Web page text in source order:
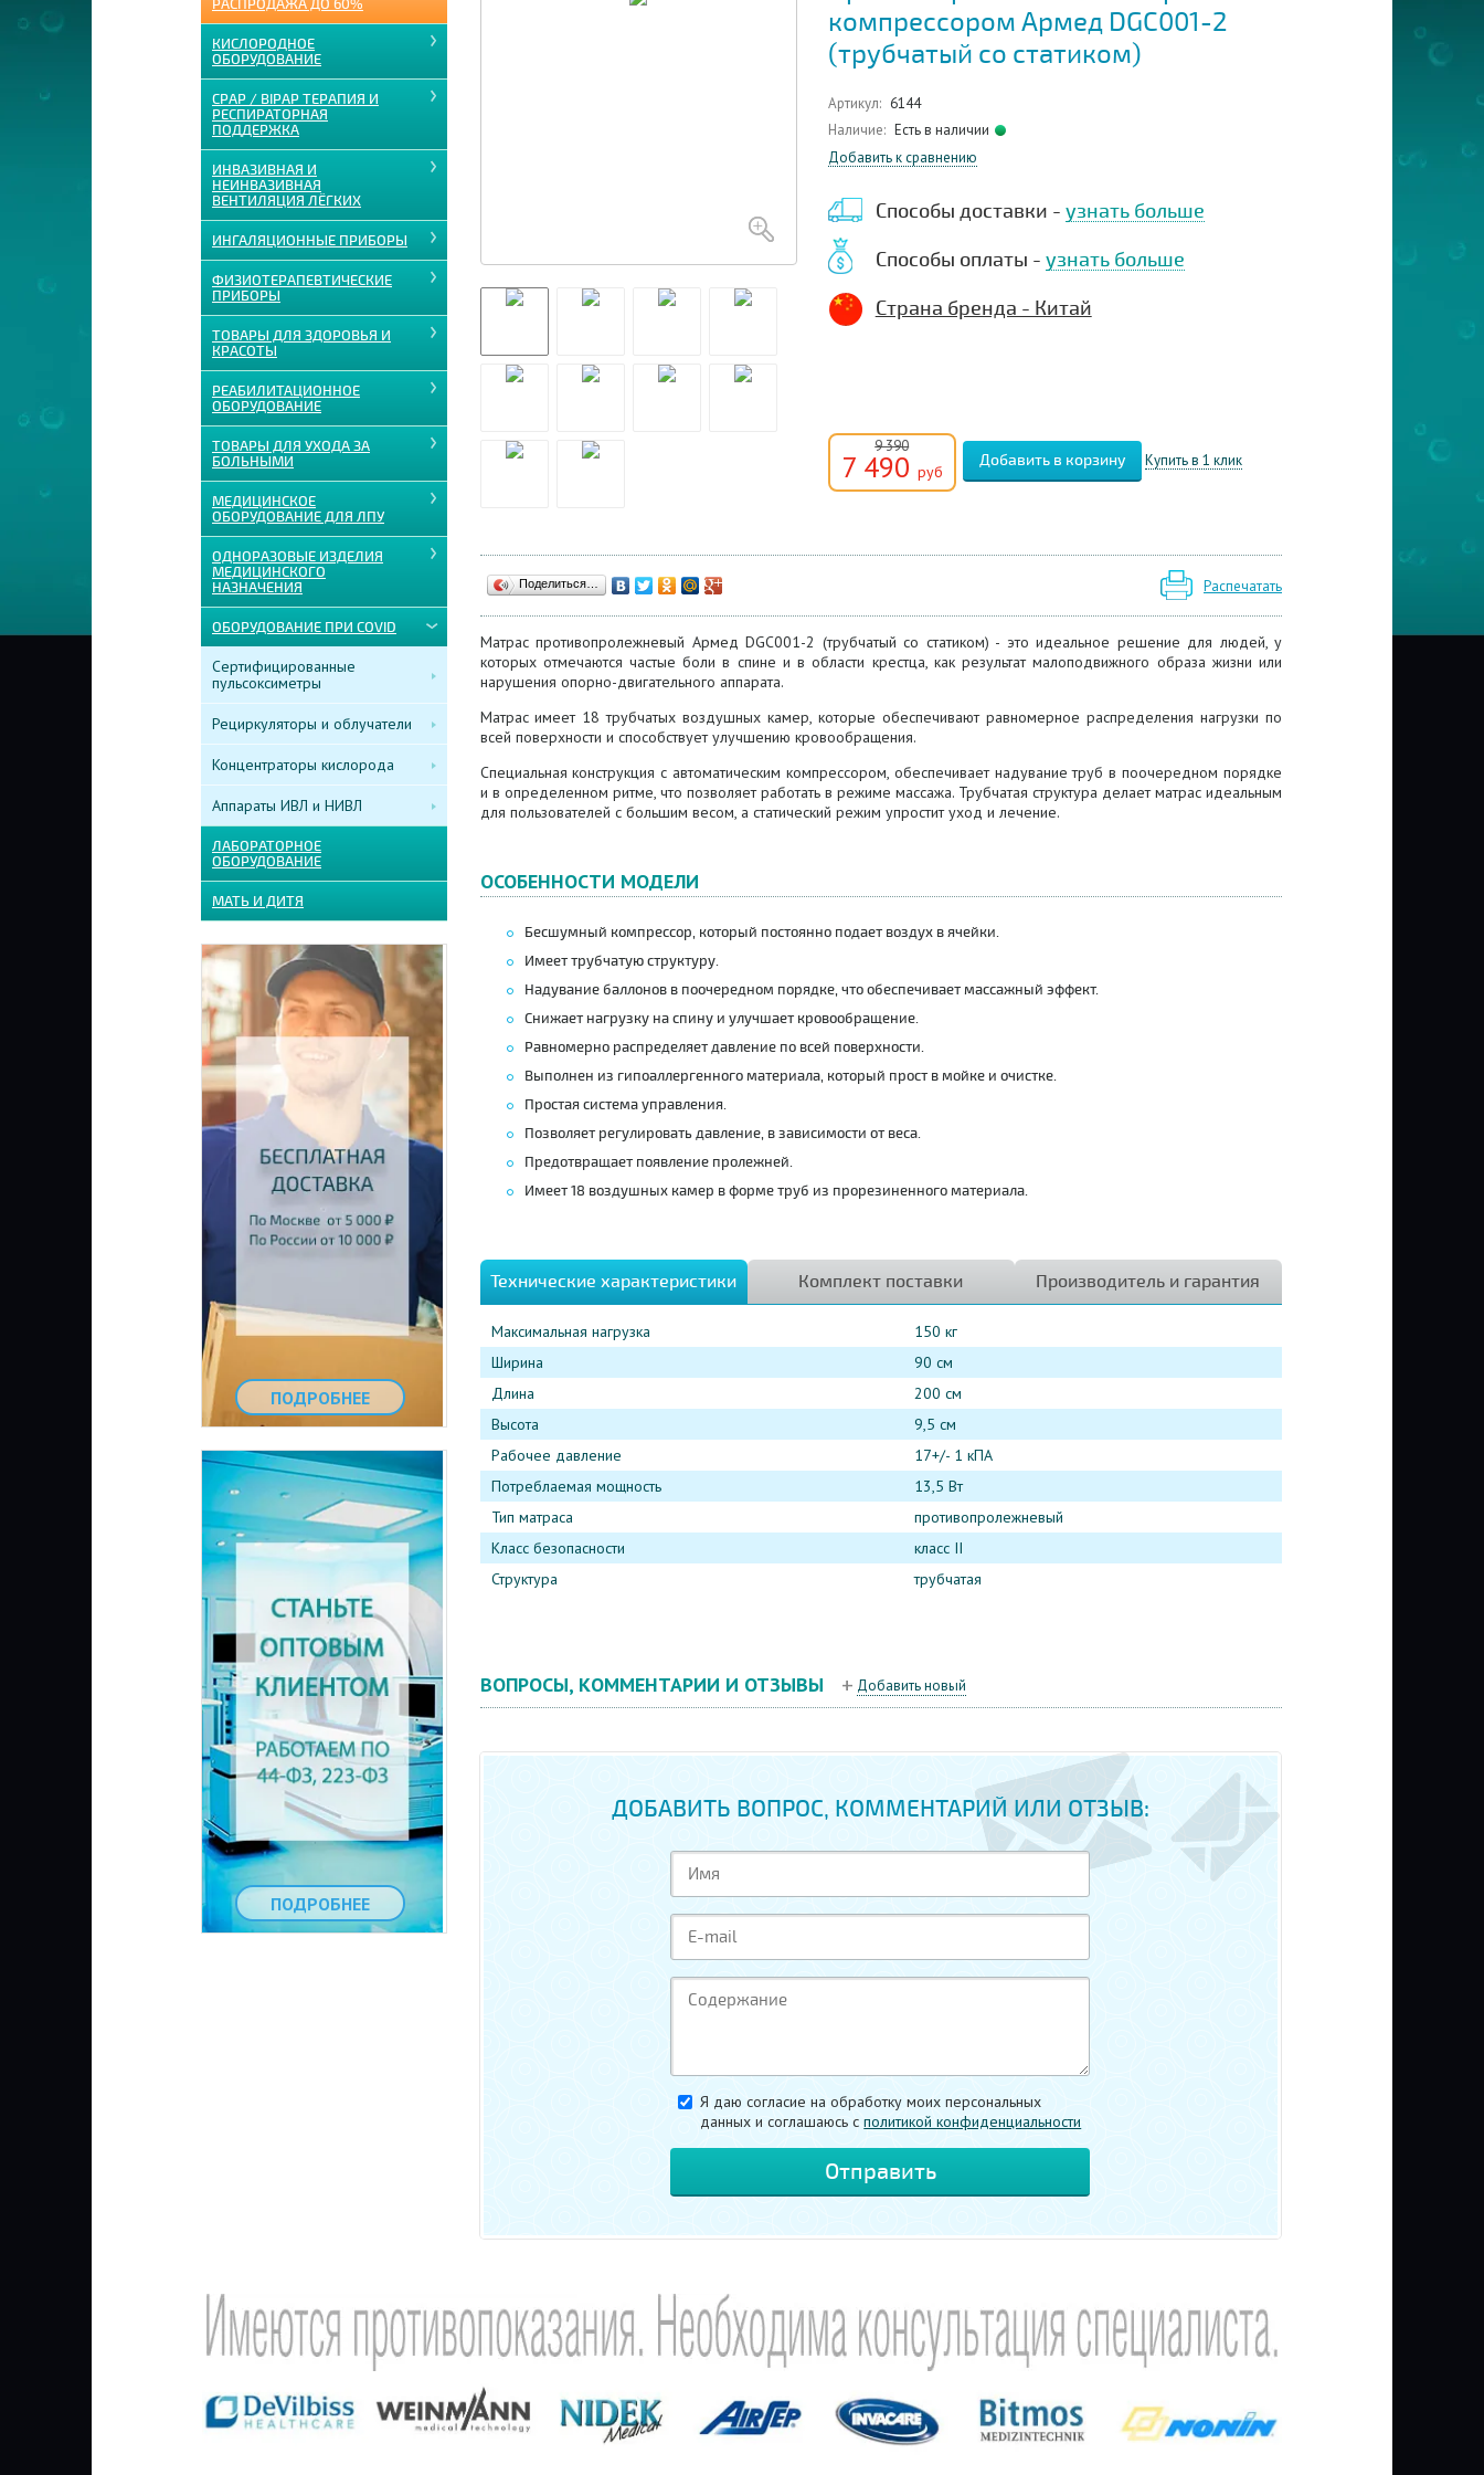
РАСПРОДАЖА ДО 60%
КИСЛОРОДНОЕ
ОБОРУДОВАНИЕ
CPAP / BIPAP ТЕРАПИЯ И
РЕСПИРАТОРНАЯ
ПОДДЕРЖКА
ИНВАЗИВНАЯ И
НЕИНВАЗИВНАЯ
ВЕНТИЛЯЦИЯ ЛЁГКИХ
ИНГАЛЯЦИОННЫЕ ПРИБОРЫ
ФИЗИОТЕРАПЕВТИЧЕСКИЕ
ПРИБОРЫ
ТОВАРЫ ДЛЯ ЗДОРОВЬЯ И
КРАСОТЫ
РЕАБИЛИТАЦИОННОЕ
ОБОРУДОВАНИЕ
ТОВАРЫ ДЛЯ УХОДА ЗА
БОЛЬНЫМИ
МЕДИЦИНСКОЕ
ОБОРУДОВАНИЕ ДЛЯ ЛПУ
ОДНОРАЗОВЫЕ ИЗДЕЛИЯ
МЕДИЦИНСКОГО
НАЗНАЧЕНИЯ
ОБОРУДОВАНИЕ ПРИ COVID
Сертифицированные
пульсоксиметры
Рециркуляторы и облучатели
Концентраторы кислорода
Аппараты ИВЛ и НИВЛ
ЛАБОРАТОРНОЕ
ОБОРУДОВАНИЕ
МАТЬ И ДИТЯ
ПОДРОБНЕЕ
ПОДРОБНЕЕ
компрессором Армед DGC001-2
(трубчатый со статиком)
Артикул: 6144
Наличие: Есть в наличии
Добавить к сравнению
Способы доставки - узнать больше
Способы оплаты - узнать больше
Страна бренда - Китай
9 390
7 490 руб
Купить в 1 клик
Поделиться… Распечатать
Матрас противопролежневый Армед DGC001-2 (трубчатый со статиком) - это идеальное решение для людей, у
которых отмечаются частые боли в спине и в области крестца, как результат малоподвижного образа жизни или
нарушения опорно-двигательного аппарата.
Матрас имеет 18 трубчатых воздушных камер, которые обеспечивают равномерное распределения нагрузки по
всей поверхности и способствует улучшению кровообращения.
Специальная конструкция с автоматическим компрессором, обеспечивает надувание труб в поочередном порядке
и в определенном ритме, что позволяет работать в режиме массажа. Трубчатая структура делает матрас идеальным
для пользователей с большим весом, а статический режим упростит уход и лечение.
ОСОБЕННОСТИ МОДЕЛИ
Бесшумный компрессор, который постоянно подает воздух в ячейки.
Имееттрубчатую структуру.
Надувание баллонов в поочередном порядке, что обеспечивает массажный эффект.
Снижает нагрузку на спину и улучшает кровообращение.
Равномерно распределяет давление по всей поверхности.
Выполнен из гипоаллергенного материала, который прост в мойке и очистке.
Простаясистема управления.
Позволяет регулировать давление, в зависимости от веса.
Предотвращает появление пролежней.
Имеет 18 воздушных камер в форме труб из прорезиненного материала.
Технические характеристики Комплект поставки Производитель и гарантия
Максимальная нагрузка
150 кг
Ширина
90 см
Длина
200 см
Высота
9,5 см
Рабочее давление
17+/- 1 кПА
Потреблаемая мощность
13,5 Вт
Тип матраса
противопролежневый
Класс безопасности
класс II
Структура
трубчатая
ВОПРОСЫ, КОММЕНТАРИИ И ОТЗЫВЫ Добавить новый
ДОБАВИТЬ ВОПРОС, КОММЕНТАРИЙ ИЛИ ОТЗЫВ:
Я даю согласие на обработку моих персональных
данных и соглашаюсь cполитикой конфиденциальности